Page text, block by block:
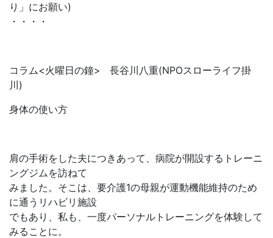
り」にお願い)
・・・・
コラム<火曜日の鐘> 長谷川八重(NPOスローライフ掛
川)
身体の使い方
肩の手術をした夫につきあって、病院が開設するトレーニ
ングジムを訪ねて
みました。そこは、要介護1の母親が運動機能維持のため
に通うリハビリ施設
でもあり、私も、一度パーソナルトレーニングを体験して
みることに。